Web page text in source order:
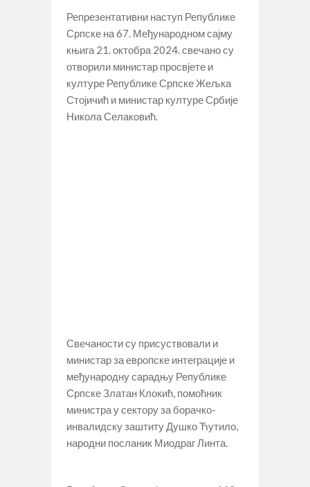
Репрезентативни наступ Републике
Српске на 67. Међународном сајму
књига 21. октобра 2024. свечано су
отворили министар просвјете и
културе Републике Српске Жељка
Стојичић и министар културе Србије
Никола Селаковић.
Свечаности су присуствовали и
министар за европске интеграције и
међународну сарадњу Републике
Српске Златан Клокић, помоћник
министра у сектору за борачко-
инвалидску заштиту Душко Ћутило,
народни посланик Миодраг Линта.